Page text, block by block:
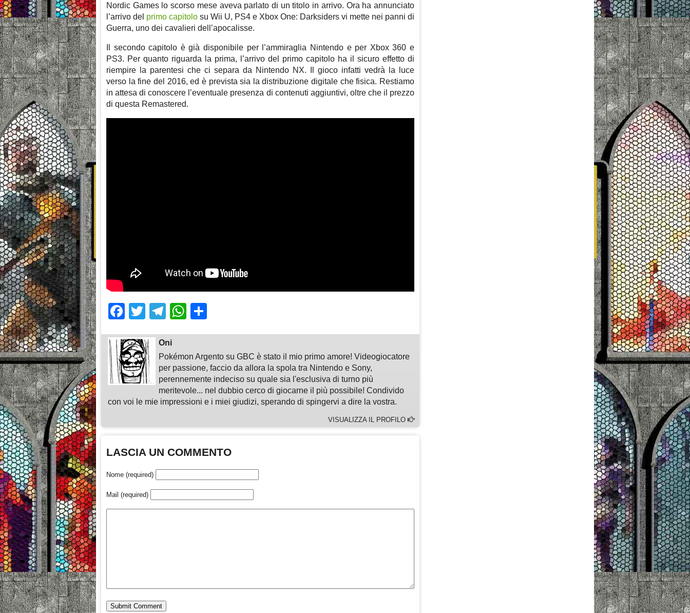
Nordic Games lo scorso mese aveva parlato di un titolo in arrivo. Ora ha annunciato
l’arrivo del primo capitolo su Wii U, PS4 e Xbox One: Darksiders vi mette nei panni di
Guerra, uno dei cavalieri dell’apocalisse.
Il secondo capitolo è già disponibile per l’ammiraglia Nintendo e per Xbox 360 e
PS3. Per quanto riguarda la prima, l’arrivo del primo capitolo ha il sicuro effetto di
riempire la parentesi che ci separa da Nintendo NX. Il gioco infatti vedrà la luce
verso la fine del 2016, ed è prevista sia la distribuzione digitale che fisica. Restiamo
in attesa di conoscere l’eventuale presenza di contenuti aggiuntivi, oltre che il prezzo
di questa Remastered.
Facebook
TwitterTelegram
WhatsApp
Oni
Pokémon Argento su GBC è stato il mio primo amore! Videogiocatore
per passione, faccio da allora la spola tra Nintendo e Sony,
perennemente indeciso su quale sia l'esclusiva di turno più
meritevole... nel dubbio cerco di giocarne il più possibile! Condivido
con voi le mie impressioni e i miei giudizi, sperando di spingervi a dire la vostra.
VISUALIZZA IL PROFILO
LASCIA UN COMMENTO
Nome (required)
Mail (required)